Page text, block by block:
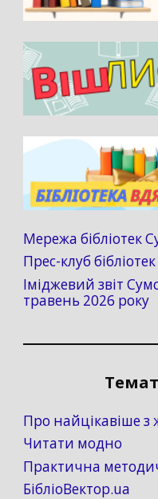
Мережа бібліотек
Прес-клуб
Іміджевий звіт
травень 2026 року
Про найцікавіше з
Читати модно
Практична
БібліоВектор.ua